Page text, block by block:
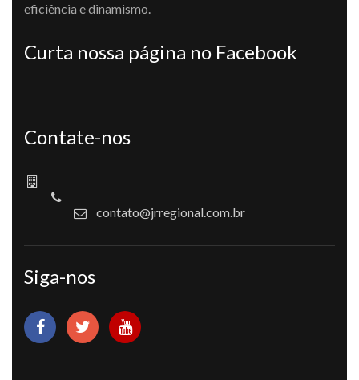
eficiência e dinamismo.
Curta nossa página no Facebook
Contate-nos
contato@jrregional.com.br
Siga-nos